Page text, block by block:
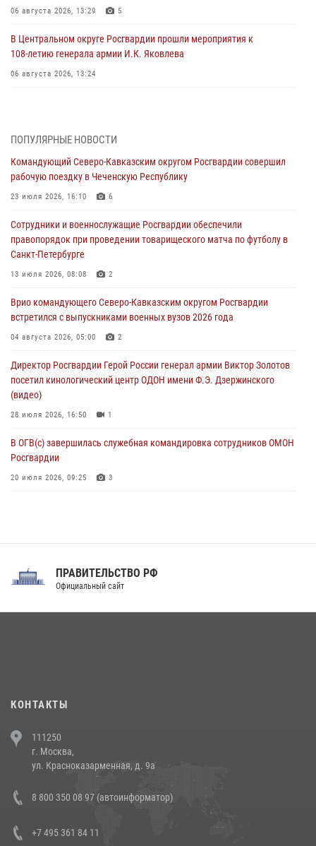
06 августа 2026, 13:29 5
В Центральном округе Росгвардии прошли мероприятия к
108‑летию генерала армии И.К. Яковлева
06 августа 2026, 13:24
06 августа 2026, 12:35 1
Росгвардейцы провели выставку вооружения для участников сбора
«Гвардеец» в Пензе (видео)
06 августа 2026, 12:00
В Курске росгвардейцы приняли участие в митинге, посвященном
второй годовщине вторжения ВСУ на территорию области
06 августа 2026, 11:56
угрожавшего подростку травматическим пистолетом
06 августа 2026, 11:33
крупная нарколаборатория
ПОПУЛЯРНЫЕ НОВОСТИ
Командующий Северо-Кавказским округом Росгвардии совершил
рабочую поездку в Чеченскую Республику
23 июля 2026, 16:10 6
Сотрудники и военнослужащие Росгвардии обеспечили
правопорядок при проведении товарищеского матча по футболу в
Санкт-Петербурге
13 июля 2026, 08:08 2
Врио командующего Северо-Кавказским округом Росгвардии
встретился с выпускниками военных вузов 2026 года
04 августа 2026, 05:00 2
Директор Росгвардии Герой России генерал армии Виктор Золотов
посетил кинологический центр ОДОН имени Ф.Э. Дзержинского
(видео)
28 июля 2026, 16:50 1
В ОГВ(с) завершилась служебная командировка сотрудников ОМОН
Росгвардии
20 июля 2026, 09:25 3
Праздник «Один день с Росгвардией» к 105-летию Центрального
напавших на бригаду скорой помощи (видео)
14 июля 2026, 12:20
В Росгвардии прошла военно-научная конференция по обобщению
боевого опыта
ПРАВИТЕЛЬСТВО РФ
Официальный сайт
КОНТАКТЫ
111250
г. Москва,
ул. Красноказарменная, д. 9а
8 800 350 08 97 (автоинформатор)
+7 495 361 84 11